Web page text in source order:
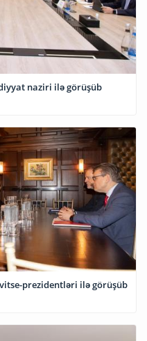
naziri ilə görüşüb
prezidentləri ilə görüşüb